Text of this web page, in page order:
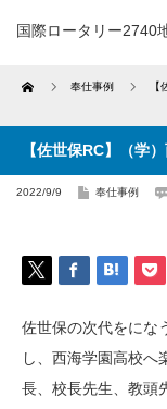
国際ロータリー2740
Home 奉仕事例
【佐世保RC】（学
2022/9/9 奉仕事例
佐世保の次代をにな
し、西海学園高校へ
長、校長先生、教頭